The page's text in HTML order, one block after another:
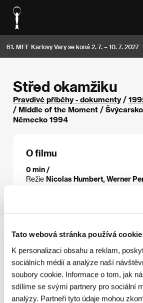
Tato webová stránka používá
K personalizaci obsahu a reklam,
sociálních médií a analýze naší
soubory cookie. Informace o tom, jak
sdílíme se svými partnery pro sociální
analýzy. Partneři tyto údaje mohou
61. MFF Karlovy Vary se koná 2. 7. – 10. 7. 2027
Střed okamžiku
Pravdivé příběhy - dokumenty/
/ Middle of the Moment /
Německo 1994
O filmu
0 min /
Režie Nicolas Humbert, Werner